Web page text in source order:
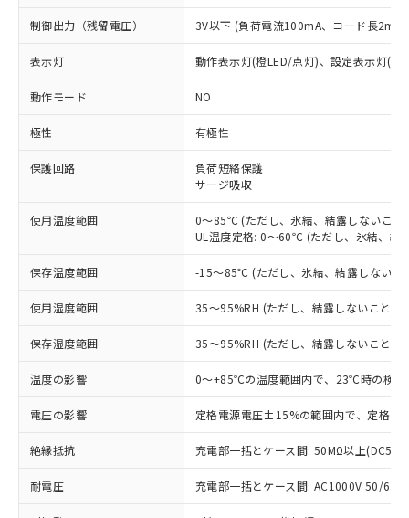
制御出力（残留電圧） 3V以下 (負荷電流100mA、コード長2m時
表示灯 動作表示灯(橙LED/点灯)、設定表示灯(緑
動作モード NO
極性 有極性
保護回路
負荷短絡保護
サージ吸収
使用温度範囲
0～85℃ (ただし、氷結、結露しないこと)
UL温度定格: 0～60℃ (ただし、氷結、結
保存温度範囲 -15～85℃ (ただし、氷結、結露しないこ
使用湿度範囲 35～95%RH (ただし、結露しないこと)
保存湿度範囲 35～95%RH (ただし、結露しないこと)
温度の影響 0～+85℃の温度範囲内で、23℃時の検
電圧の影響 定格電源電圧±15%の範囲内で、定格電
絶縁抵抗 充電部一括とケース間: 50MΩ以上
耐電圧 充電部一括とケース間: AC1000V 50/
ご利用条件
ご利用ください。
本サービスは、当社制御機器事業取扱
商品の当社在庫状況および標準価格
(税抜)を提供させていただくもので
本サービスの対象外となる商品もある
ことをご了承ください。
在庫状況および標準価格照会結果は、
記載している更新日時点での社内デー
対応済み：EU RoHS指令（10物質）の
非含有に対応した製品が提供可能な商品で
対応予定：EU RoHS指令（10物質）の非含
有に対応した製品に切り替える予定のある
商品です。
対応予定なし：EU RoHS指令（10物質）の
非含有に非対応の商品で、対応品を出す予
調査・確認中：EU RoHS指令（10物質）の
非含有の対応状況を調査中または確認中の
商品です。
非該当品：ライセンス料など無形物で、有
害物質有無と関係のない商品です。
仕入先様の事情により、非含有部品として
いたものが、含有品と判明した場合などや
※1 中国RoHS○×表
「○」：最大均質材料含有率が中国RoHSの
基準値以下であることを示します。
「×」：最大均質材料含有率が中国RoHSの
基準値を超えていることを示します。
「－」：未確認です。当社販売部門へお問
当社は、これら貴社製品のうち、外国
為替および外国貿易法に定める商品